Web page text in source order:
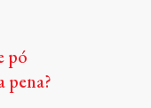
pó
pena?